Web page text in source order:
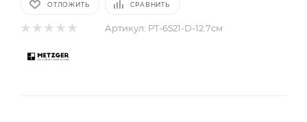
ОТЛОЖИТЬ СРАВНИТЬ
Артикул: PT-6521-D-12.7см